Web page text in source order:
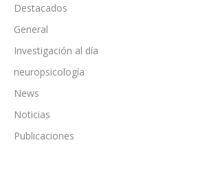
Destacados
General
Investigación al día
neuropsicología
News
Noticias
Publicaciones